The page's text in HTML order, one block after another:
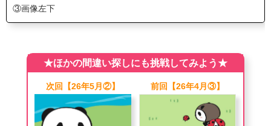
③画像左下
★ほかの間違い探しにも挑戦してみよう★
次回【26年5月②】 前回【26年4月③】